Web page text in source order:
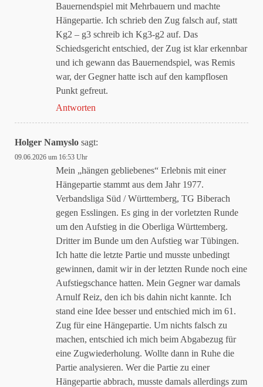
Bauernendspiel mit Mehrbauern und machte
Hängepartie. Ich schrieb den Zug falsch auf, statt
Kg2 – g3 schreib ich Kg3-g2 auf. Das
Schiedsgericht entschied, der Zug ist klar erkennbar
und ich gewann das Bauernendspiel, was Remis
war, der Gegner hatte isch auf den kampflosen
Punkt gefreut.
Antworten
Holger Namyslo sagt:
09.06.2026 um 16:53 Uhr
Mein „hängen gebliebenes“ Erlebnis mit einer
Hängepartie stammt aus dem Jahr 1977.
Verbandsliga Süd / Württemberg, TG Biberach
gegen Esslingen. Es ging in der vorletzten Runde
um den Aufstieg in die Oberliga Württemberg.
Dritter im Bunde um den Aufstieg war Tübingen.
Ich hatte die letzte Partie und musste unbedingt
gewinnen, damit wir in der letzten Runde noch eine
Aufstiegschance hatten. Mein Gegner war damals
Arnulf Reiz, den ich bis dahin nicht kannte. Ich
stand eine Idee besser und entschied mich im 61.
Zug für eine Hängepartie. Um nichts falsch zu
machen, entschied ich mich beim Abgabezug für
eine Zugwiederholung. Wollte dann in Ruhe die
Partie analysieren. Wer die Partie zu einer
Hängepartie abbrach, musste damals allerdings zum